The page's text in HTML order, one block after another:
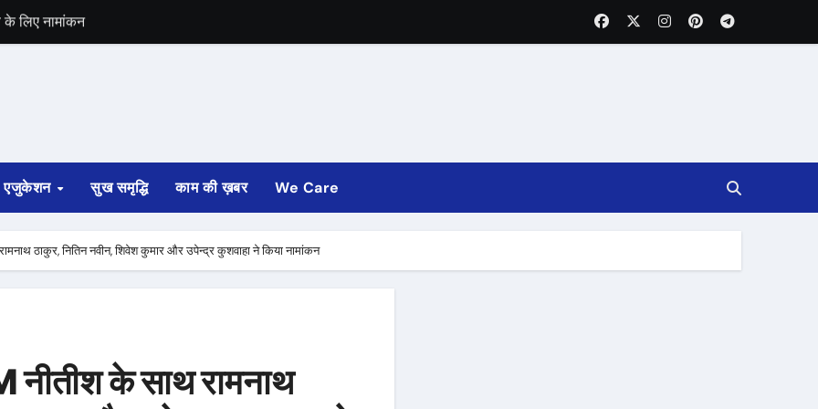
के लिए नामांकन
भारत
से मुकाबला
एजुकेशन सुख समृद्धि काम की ख़बर We Care
ठाकुर, नितिन नवीन, शिवेश कुमार और उपेन्द्र कुशवाहा ने किया नामांकन
नीतीश के साथ रामनाथ